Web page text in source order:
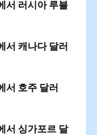
서 러시아 루블
캐나다 달러
호주 달러
싱가포르 달